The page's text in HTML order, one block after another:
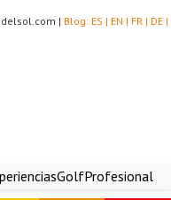
DE |
FR |
EN |
ES |
Blog:
|
GolfProfesional